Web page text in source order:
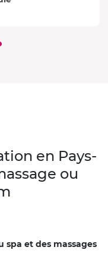
en Pays-
ou
et des massages